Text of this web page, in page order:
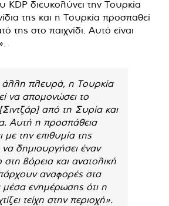
KDP διευκολύνει την Τουρκία
της και η Τουρκία προσπαθεί
της στο παιχνίδι. Αυτό είναι
άλλη πλευρά, η Τουρκία
να απομονώσει το
από τη Συρία και
Αυτή η προσπάθεια
με την επιθυμία της
να δημιουργήσει έναν
βόρεια και ανατολική
αναφορές στα
μέσα ενημέρωσης ότι η
τείχη στην περιοχή».